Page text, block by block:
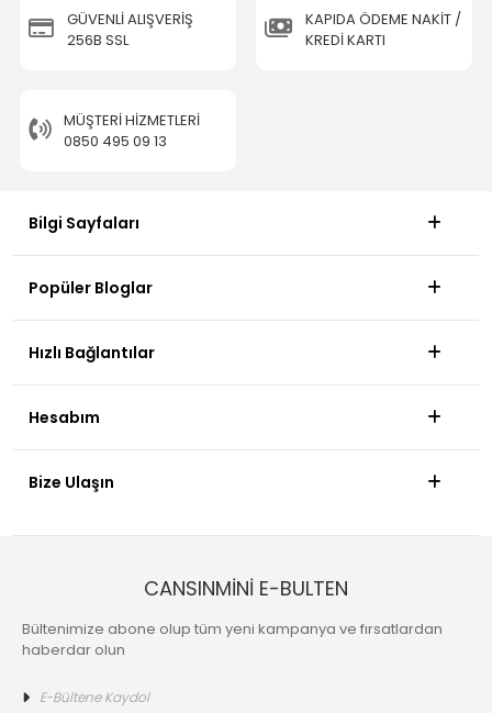
GÜVENLİ ALIŞVERİŞ
256B SSL
KAPIDA ÖDEME NAKİT /
KREDİ KARTI
MÜŞTERI HIZMETLERI
0850 495 09 13
Bilgi Sayfaları
Popüler Bloglar
Hızlı Bağlantılar
Hesabım
Bize Ulaşın
CANSINMİNİ E-BULTEN
Bültenimize abone olup tüm yeni kampanya ve fırsatlardan
haberdar olun